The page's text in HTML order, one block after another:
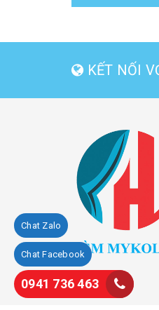
KẾT NỐI
Chat Zalo
Chat Facebook
0941 736 463